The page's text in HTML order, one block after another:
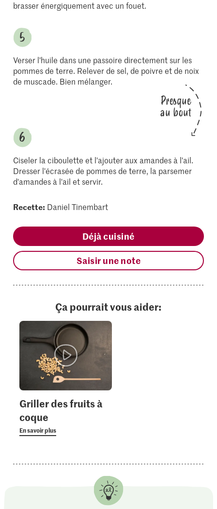
brasser énergiquement avec un fouet.
Verser l'huile dans une passoire directement sur les
pommes de terre. Relever de sel, de poivre et de noix
de muscade. Bien mélanger.
Presque
au bout
Ciseler la ciboulette et l'ajouter aux amandes à l'ail.
Dresser l'écrasée de pommes de terre, la parsemer
d'amandes à l'ail et servir.
Recette: Daniel Tinembart
Déjà cuisiné
Saisir une note
Ça pourrait vous aider:
Griller des fruits à
coque
En savoir plus